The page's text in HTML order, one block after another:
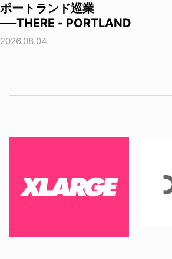
ポートランド巡業
──THERE - PORTLAND
2026.08.04